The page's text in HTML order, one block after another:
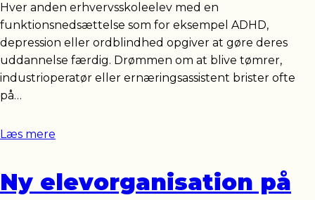
Hver anden erhvervsskoleelev med en
funktionsnedsættelse som for eksempel ADHD,
depression eller ordblindhed opgiver at gøre deres
uddannelse færdig. Drømmen om at blive tømrer,
industrioperatør eller ernæringsassistent brister ofte
på…
Læs mere
Ny elevorganisation på